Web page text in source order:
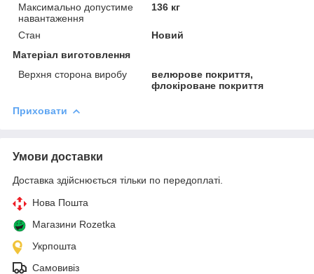
Максимально допустиме
навантаження
136 кг
Стан
Новий
Матеріал виготовлення
Верхня сторона виробу
велюрове покриття,
флокіроване покриття
Приховати
Умови доставки
Доставка здійснюється тільки по передоплаті.
Нова Пошта
Магазини Rozetka
Укрпошта
Самовивіз